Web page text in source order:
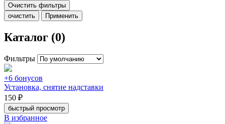
Очистить фильтры
очистить
Применить
Каталог (0)
Фильтры
+6 бонусов
Установка, снятие надставки
150 ₽
быстрый просмотр
В избранное